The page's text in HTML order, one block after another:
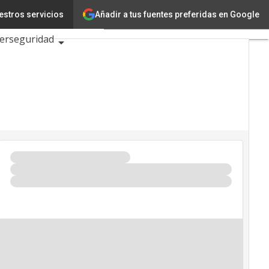
Añadir a tus fuentes preferidas en Google
servicios
Ciencia